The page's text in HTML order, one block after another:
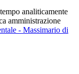
analiticamente
amministrazione
- Massimario di